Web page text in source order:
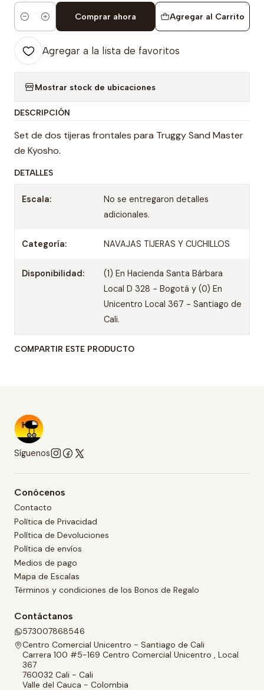
Cantidad
Agregar al Carrito
Comprar ahora
Agregar a la lista de favoritos
Mostrar stock de ubicaciones
DESCRIPCIÓN
Set de dos tijeras frontales para Truggy Sand Master
de Kyosho.
DETALLES
Escala:
No se entregaron detalles
adicionales.
Categoría: NAVAJAS TIJERAS Y CUCHILLOS
Disponibilidad:
(1) En Hacienda Santa Bárbara
Local D 328 - Bogotá y (0) En
Unicentro Local 367 - Santiago de
Cali.
COMPARTIR ESTE PRODUCTO
Síguenos
Conócenos
Contacto
Política de Privacidad
Política de Devoluciones
Política de envíos
Medios de pago
Mapa de Escalas
Términos y condiciones de los Bonos de Regalo
Contáctanos
573007868546
Centro Comercial Unicentro - Santiago de Cali
Carrera 100 #5-169 Centro Comercial Unicentro , Local
367
760032 Cali - Cali
Valle del Cauca - Colombia